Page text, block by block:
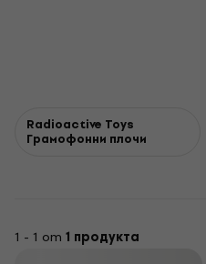
Radioactive Toys
Грамофонни плочи
1 - 1 от 1 продукта